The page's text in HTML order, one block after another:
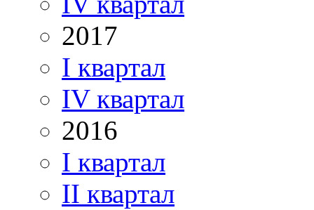
2017
I квартал
IV квартал
2016
I квартал
II квартал